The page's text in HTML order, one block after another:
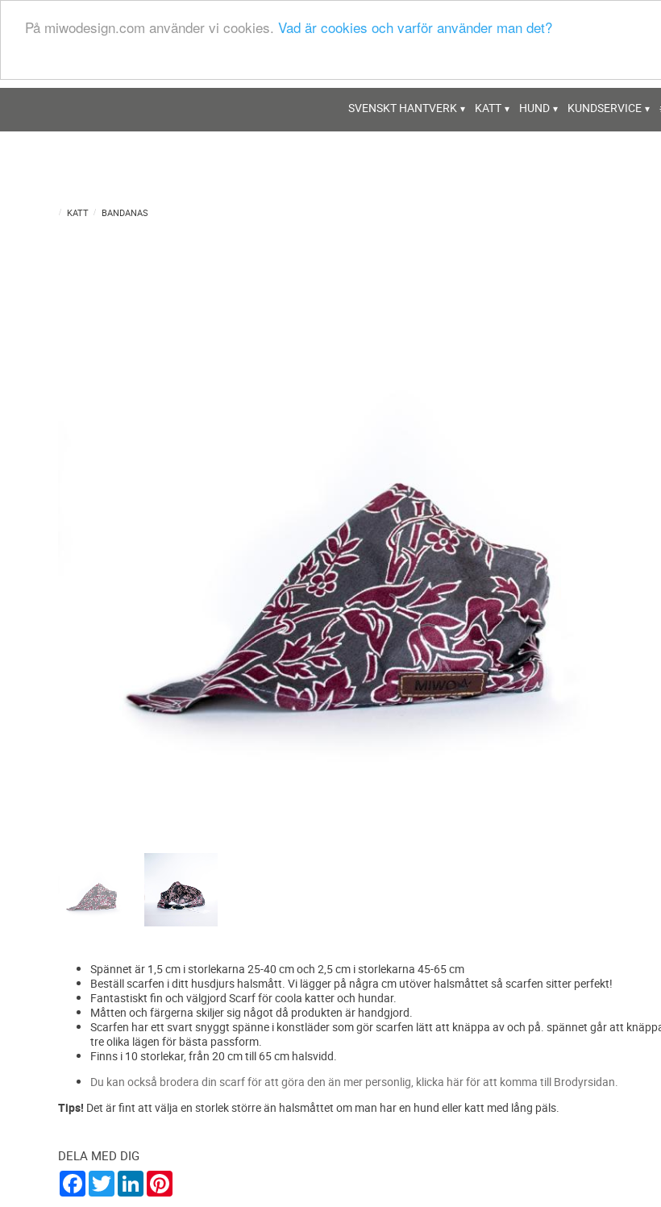
På miwodesign.com använder vi cookies. Vad är cookies och varför använder man det?
SVENSKT HANTVERK KATT HUND KUNDSERVICE
KATT BANDANAS
Spännet är 1,5 cm i storlekarna 25-40 cm och 2,5 cm i storlekarna 45-65 cm
Beställ scarfen i ditt husdjurs halsmått. Vi lägger på några cm utöver halsmåttet så scarfen sitter perfekt!
Fantastiskt fin och välgjord Scarf för coola katter och hundar.
Måtten och färgerna skiljer sig något då produkten är handgjord.
Scarfen har ett svart snyggt spänne i konstläder som gör scarfen lätt att knäppa av och på. spännet går att
tre olika lägen för bästa passform.
Finns i 10 storlekar, från 20 cm till 65 cm halsvidd.
Du kan också brodera din scarf för att göra den än mer personlig, klicka här för att komma till Brodyrsidan.
Tips! Det är fint att välja en storlek större än halsmåttet om man har en hund eller katt med lång päls.
DELA MED DIG
F
T
w
L